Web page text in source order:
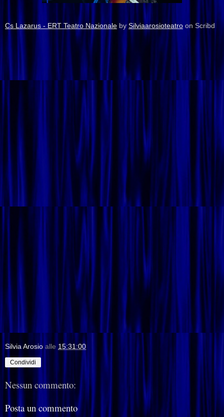
Cs Lazarus - ERT Teatro Nazionale by Silviaarosioteatro on Scribd
Silvia Arosio alle 15:31:00
Condividi
Nessun commento:
Posta un commento